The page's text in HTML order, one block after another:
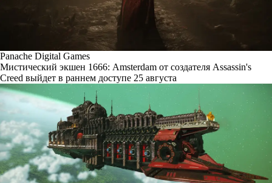
Panache Digital Games
Мистический экшен 1666: Amsterdam от создателя Assassin's
Creed выйдет в раннем доступе 25 августа